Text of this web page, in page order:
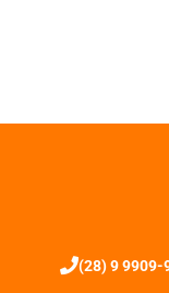
(28) 9 9909-